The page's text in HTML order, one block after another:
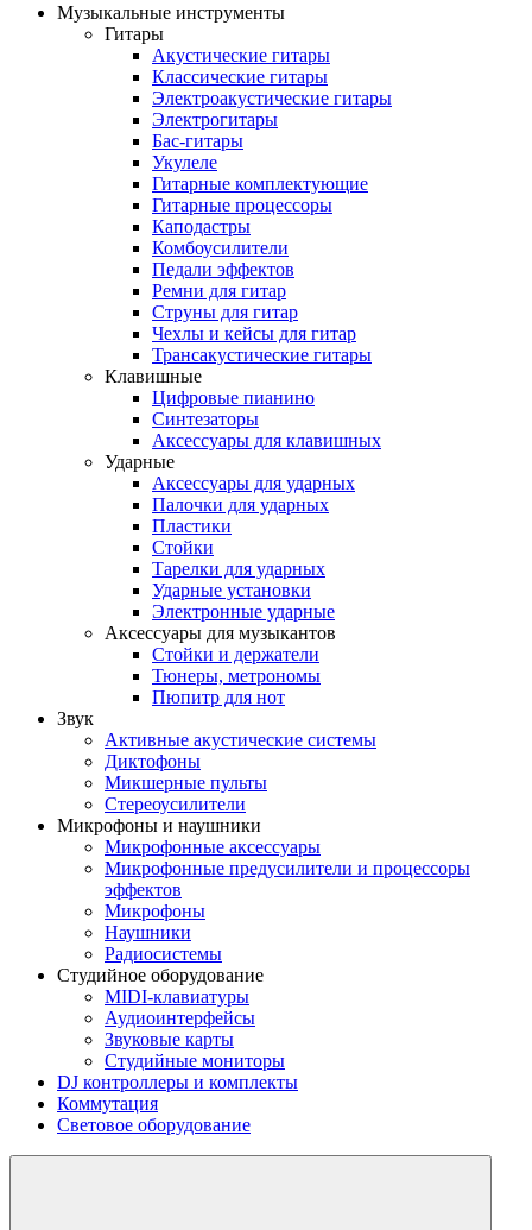
Музыкальные инструменты
Гитары
Акустические гитары
Классические гитары
Электроакустические гитары
Электрогитары
Бас-гитары
Укулеле
Гитарные комплектующие
Гитарные процессоры
Каподастры
Комбоусилители
Педали эффектов
Ремни для гитар
Струны для гитар
Чехлы и кейсы для гитар
Трансакустические гитары
Клавишные
Цифровые пианино
Синтезаторы
Аксессуары для клавишных
Ударные
Аксессуары для ударных
Палочки для ударных
Пластики
Стойки
Тарелки для ударных
Ударные установки
Электронные ударные
Аксессуары для музыкантов
Стойки и держатели
Тюнеры, метрономы
Пюпитр для нот
Звук
Активные акустические системы
Диктофоны
Микшерные пульты
Стереоусилители
Микрофоны и наушники
Микрофонные аксессуары
Микрофонные предусилители и процессоры
эффектов
Микрофоны
Наушники
Радиосистемы
Студийное оборудование
MIDI-клавиатуры
Аудиоинтерфейсы
Звуковые карты
Студийные мониторы
DJ контроллеры и комплекты
Коммутация
Световое оборудование